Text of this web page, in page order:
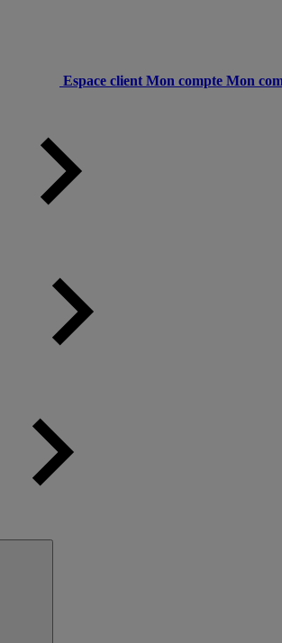
Espace client Mon compte Mon